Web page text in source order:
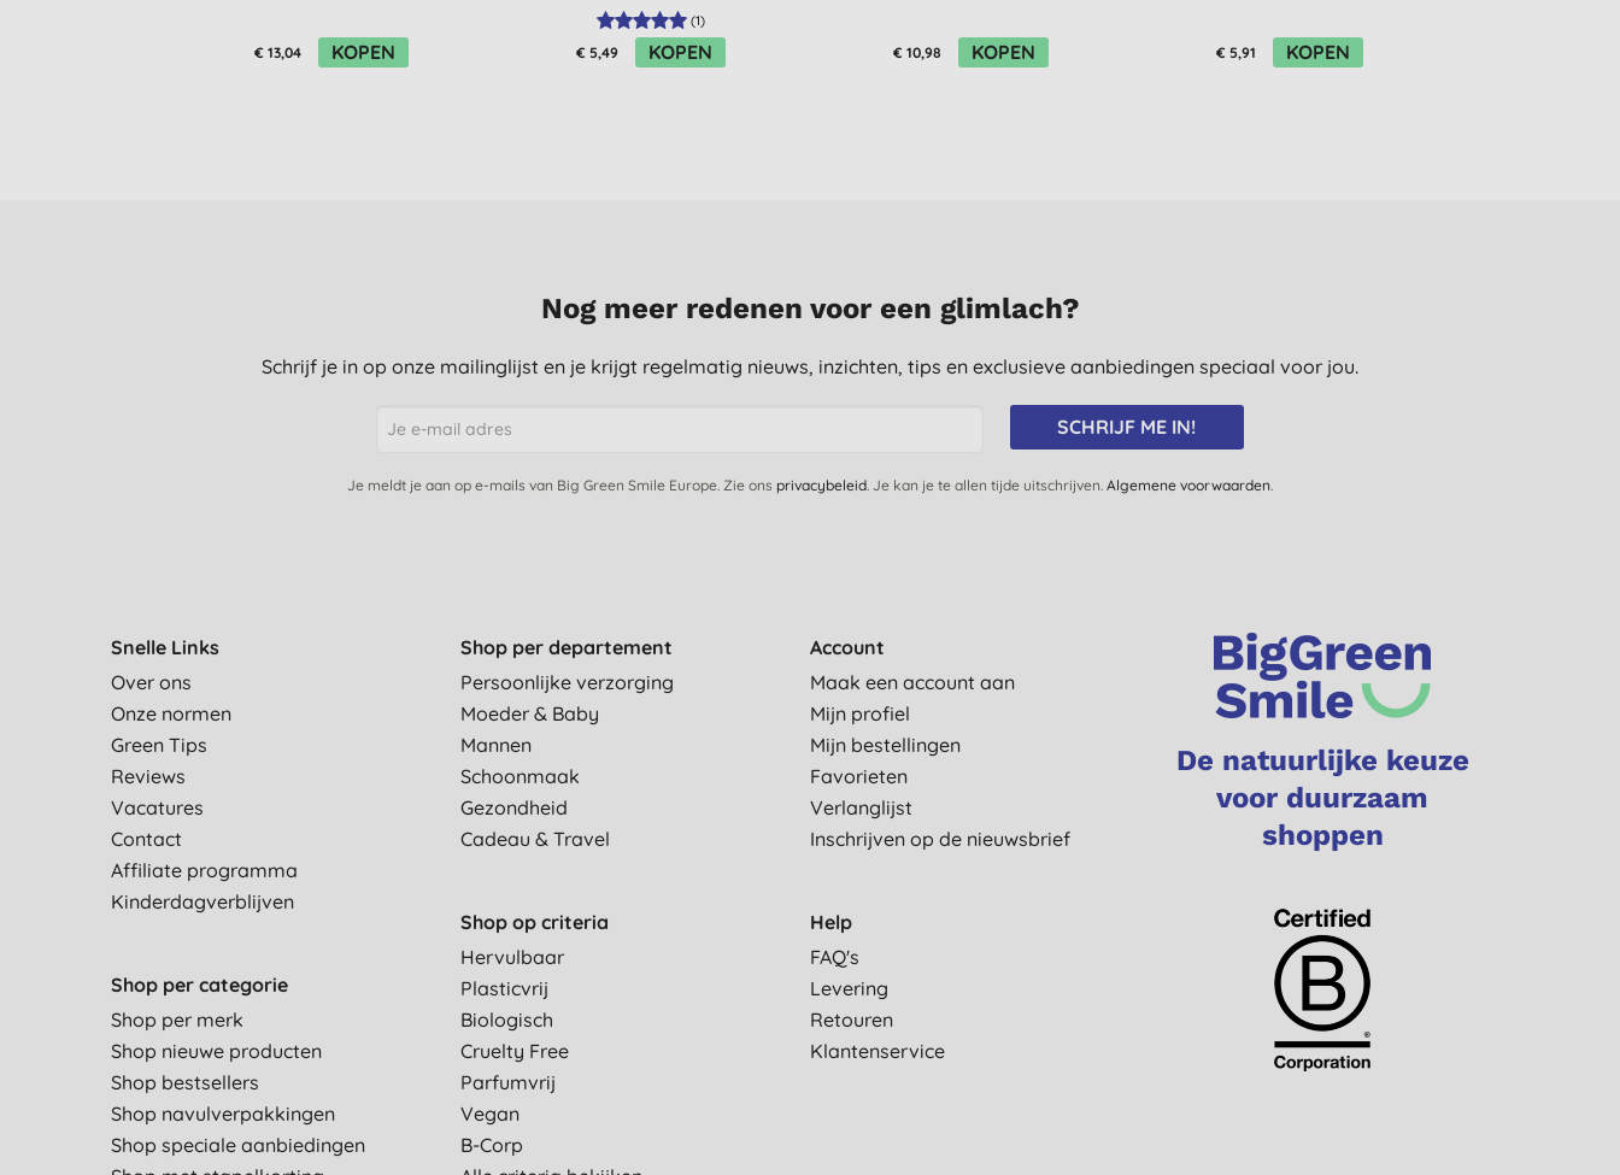
€ 13,04 KOPEN
(1)
€ 5,49 KOPEN € 10,98 KOPEN € 5,91 KOPEN
Nog meer redenen voor een glimlach?
Schrijf je in op onze mailinglijst en je krijgt regelmatig nieuws, inzichten, tips en exclusieve aanbiedingen speciaal voor jou.
SCHRIJF ME IN!
Je meldt je aan op e-mails van Big Green Smile Europe. Zie ons privacybeleid. Je kan je te allen tijde uitschrijven. Algemene voorwaarden.
Snelle Links
Over ons
Onze normen
Green Tips
Reviews
Vacatures
Contact
Affiliate programma
Kinderdagverblijven
Shop per categorie
Shop per merk
Shop nieuwe producten
Shop bestsellers
Shop navulverpakkingen
Shop speciale aanbiedingen
Shop per departement
Persoonlijke verzorging
Moeder & Baby
Mannen
Schoonmaak
Gezondheid
Cadeau & Travel
Shop op criteria
Hervulbaar
Plasticvrij
Biologisch
Cruelty Free
Parfumvrij
Vegan
B-Corp
Account
Maak een account aan
Mijn profiel
Mijn bestellingen
Favorieten
Verlanglijst
Inschrijven op de nieuwsbrief
Help
FAQ's
Levering
Retouren
Klantenservice
De natuurlijke keuze
voor duurzaam
shoppen